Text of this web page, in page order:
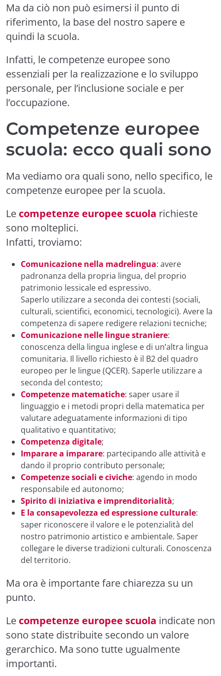
Ma da ciò non può esimersi il punto di
riferimento, la base del nostro sapere e
quindi la scuola.
Infatti, le competenze europee sono
essenziali per la realizzazione e lo sviluppo
personale, per l’inclusione sociale e per
l’occupazione.
Competenze europee
scuola: ecco quali sono
Ma vediamo ora quali sono, nello specifico, le
competenze europee per la scuola.
Le competenze europee scuola richieste
sono molteplici.
Infatti, troviamo:
Comunicazione nella madrelingua: avere
padronanza della propria lingua, del proprio
patrimonio lessicale ed espressivo.
Saperlo utilizzare a seconda dei contesti (sociali,
culturali, scientifici, economici, tecnologici). Avere la
competenza di sapere redigere relazioni tecniche;
Comunicazione nelle lingue straniere:
conoscenza della lingua inglese e di un’altra lingua
comunitaria. Il livello richiesto è il B2 del quadro
europeo per le lingue (QCER). Saperle utilizzare a
seconda del contesto;
Competenze matematiche: saper usare il
linguaggio e i metodi propri della matematica per
valutare adeguatamente informazioni di tipo
qualitativo e quantitativo;
Competenza digitale;
Imparare a imparare: partecipando alle attività e
dando il proprio contributo personale;
Competenze sociali e civiche: agendo in modo
responsabile ed autonomo;
Spirito di iniziativa e imprenditorialità;
E la consapevolezza ed espressione culturale:
saper riconoscere il valore e le potenzialità del
nostro patrimonio artistico e ambientale. Saper
collegare le diverse tradizioni culturali. Conoscenza
del territorio.
Ma ora è importante fare chiarezza su un
punto.
Le competenze europee scuola indicate non
sono state distribuite secondo un valore
gerarchico. Ma sono tutte ugualmente
importanti.